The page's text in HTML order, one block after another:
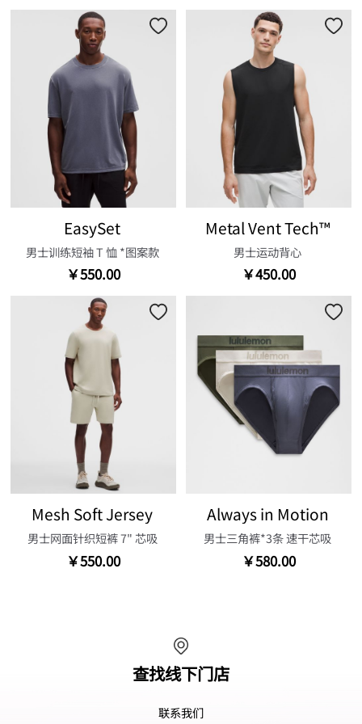
EasySet
男士训练短袖 T 恤 *图案款
￥550.00
Metal Vent Tech™
男士运动背心
￥450.00
Mesh Soft Jersey
男士网面针织短裤 7" 芯吸
￥550.00
Always in Motion
男士三角裤*3条 速干芯吸
￥580.00
查找线下门店
联系我们